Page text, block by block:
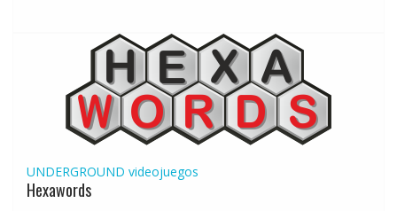
UNDERGROUND videojuegos
Hexawords